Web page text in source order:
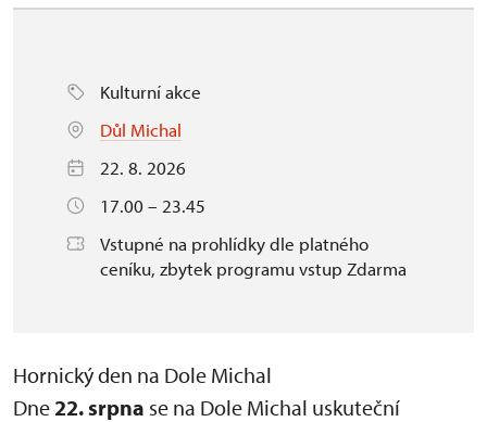
Kulturní akce
Důl Michal
22. 8. 2026
17.00 – 23.45
Vstupné na prohlídky dle platného
ceníku, zbytek programu vstup Zdarma
Hornický den na Dole Michal
Dne22. srpna se na Dole Michal uskuteční